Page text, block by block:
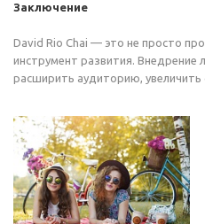
Заключение
David Rio Chai — это не просто
инструмент развития. Внедрение
расширить аудиторию, увеличить